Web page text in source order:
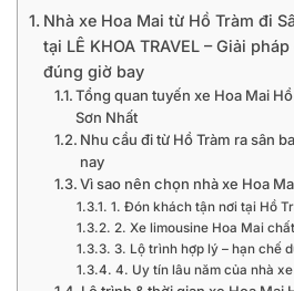
Nhà xe Hoa Mai từ Hồ Tràm đi
tại LÊ KHOA TRAVEL – Giải
đúng giờ bay
Tổng quan tuyến xe Hoa Mai
Sơn Nhất
Nhu cầu đi từ Hồ Tràm ra sân
nay
Vì sao nên chọn nhà xe Hoa
1. Đón khách tận nơi tại Hồ
2. Xe limousine Hoa Mai
3. Lộ trình hợp lý – hạn chế
4. Uy tín lâu năm của nhà